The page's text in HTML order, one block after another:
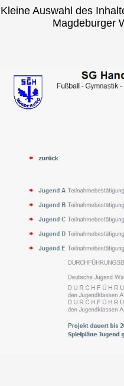
Kleine Auswahl des
Magdeburger